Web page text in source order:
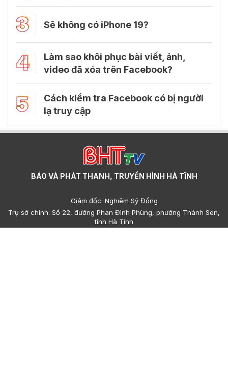
3 Sẽ không có iPhone 19?
4
Làm sao khôi phục bài viết, ảnh,
video đã xóa trên Facebook?
5
Cách kiểm tra Facebook có bị người
lạ truy cập
BÁO VÀ PHÁT THANH, TRUYỀN HÌNH HÀ TĨNH
Giám đốc: Nghiêm Sỹ Đống
Trụ sở chính: Số 22, đường Phan Đình Phùng, phường Thành Sen,
tỉnh Hà Tĩnh